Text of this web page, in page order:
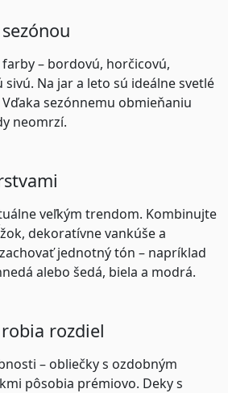
– bordovú, horčicovú,
Na jar a leto sú ideálne svetlé
sezónnemu obmieňaniu
neomrzí.
veľkým trendom. Kombinujte
dekoratívne vankúše a
jednotný tón – napríklad
alebo šedá, biela a modrá.
rozdiel
– obliečky s ozdobným
pôsobia prémiovo. Deky s